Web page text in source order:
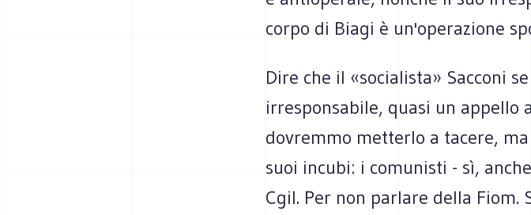
corpo di Biagi è un'operazione
Dire che il «socialista» Sacconi
irresponsabile, quasi un appello
dovremmo metterlo a tacere,
suoi incubi: i comunisti - sì,
Cgil. Per non parlare della Fiom.